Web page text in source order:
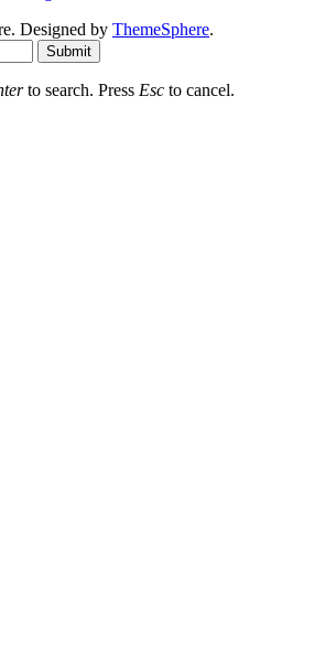
Designed by ThemeSphere.
Submit
to search. Press Esc to cancel.